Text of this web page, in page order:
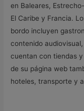
en Baleares,
El Caribe y Francia.
bordo incluyen
contenido
cuentan con tiendas
de su página web
hoteles, transporte y